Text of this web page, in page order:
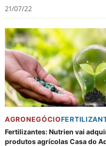
21/07/22
AGRONEGÓCIO
Fertilizantes: Nutrien vai
produtos agrícolas Casa do